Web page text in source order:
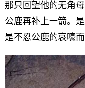
那只回望他的无角
公鹿再补上一箭。
是不忍公鹿的哀嚎